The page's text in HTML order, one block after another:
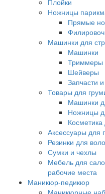
Плойки
Ножницы
Прямые
Машинки для
Машинки
Триммеры
Шейверы
Запчасти
Товары для
Машинки
Ножницы
Аксессуары для
Резинки для
Сумки и чехлы
Мебель для
рабочие места
Маникюр-педикюр
Маникюрные